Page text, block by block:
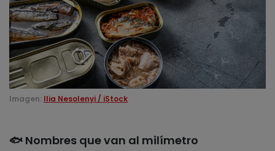
Imagen: Ilia Nesolenyi / iStock
🐟 Nombres que van al milímetro